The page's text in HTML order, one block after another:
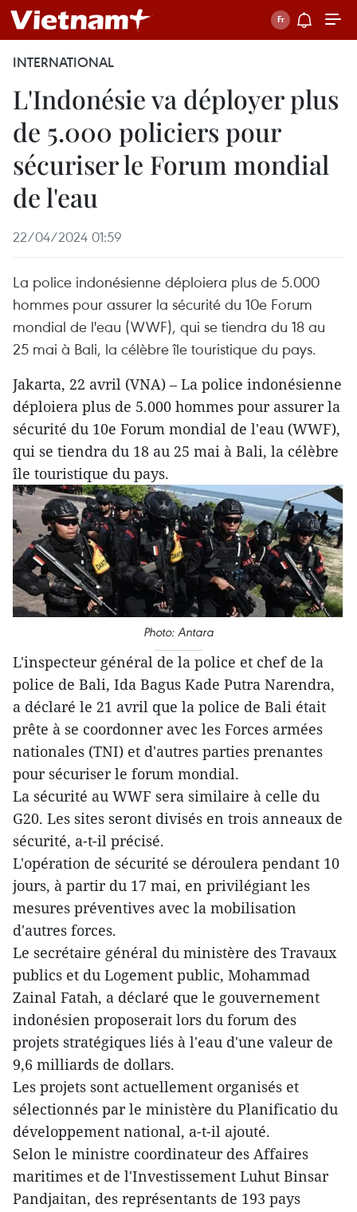
INTERNATIONAL
L'Indonésie va déployer plus
de 5.000 policiers pour
sécuriser le Forum mondial
de l'eau
22/04/2024 01:59
La police indonésienne déploiera plus de 5.000
hommes pour assurer la sécurité du 10e Forum
mondial de l'eau (WWF), qui se tiendra du 18 au
25 mai à Bali, la célèbre île touristique du pays.
Jakarta, 22 avril (VNA) – La police indonésienne
déploiera plus de 5.000 hommes pour assurer la
sécurité du 10e Forum mondial de l'eau (WWF),
qui se tiendra du 18 au 25 mai à Bali, la célèbre
île touristique du pays.
Photo: Antara
L'inspecteur général de la police et chef de la
police de Bali, Ida Bagus Kade Putra Narendra,
a déclaré le 21 avril que la police de Bali était
prête à se coordonner avec les Forces armées
nationales (TNI) et d'autres parties prenantes
pour sécuriser le forum mondial.
La sécurité au WWF sera similaire à celle du
G20. Les sites seront divisés en trois anneaux de
sécurité, a-t-il précisé.
L'opération de sécurité se déroulera pendant 10
jours, à partir du 17 mai, en privilégiant les
mesures préventives avec la mobilisation
d'autres forces.
Le secrétaire général du ministère des Travaux
publics et du Logement public, Mohammad
Zainal Fatah, a déclaré que le gouvernement
indonésien proposerait lors du forum des
projets stratégiques liés à l'eau d'une valeur de
9,6 milliards de dollars.
Les projets sont actuellement organisés et
sélectionnés par le ministère du Planificatio du
développement national, a-t-il ajouté.
Selon le ministre coordinateur des Affaires
maritimes et de l'Investissement Luhut Binsar
Pandjaitan, des représentants de 193 pays